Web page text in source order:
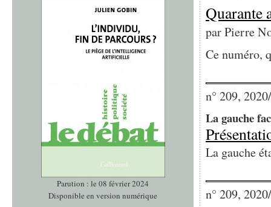
Parution : le 08 février 2024
Disponible en version numérique
Quarante
parPierre
Ce numéro,
n° 209,
La gauche
La gauche
n° 209,